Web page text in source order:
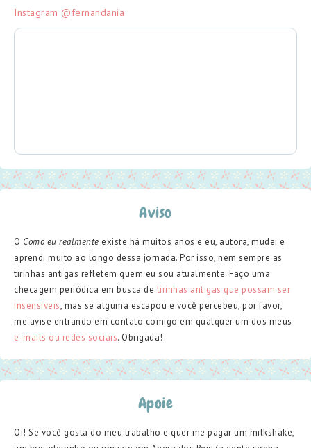
Instagram @fernandania
Aviso
O Como eu realmente existe há muitos anos e eu, autora, mudei e
aprendi muito ao longo dessa jornada. Por isso, nem sempre as
tirinhas antigas refletem quem eu sou atualmente. Faço uma
checagem periódica em busca de tirinhas antigas que possam ser
insensíveis, mas se alguma escapou e você percebeu, por favor,
me avise entrando em contato comigo em qualquer um dos meus
e-mails ou redes sociais. Obrigada!
Apoie
Oi! Se você gosta do meu trabalho e quer me pagar um milkshake,